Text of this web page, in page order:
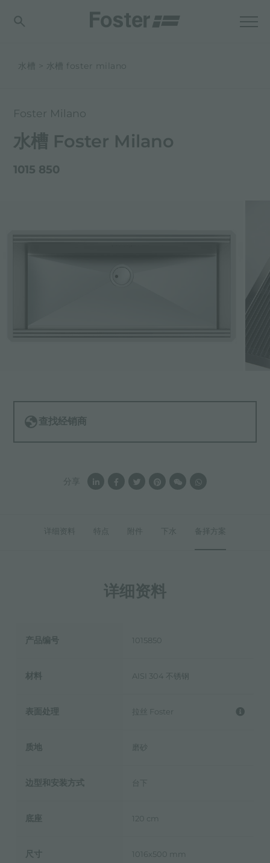
水槽 水槽 foster milano
详细资料 特点 附件 下水 备择方案
详细资料
产品编号 1015850
材料 AISI 304 不锈钢
表面处理 拉丝 Foster
质地 磨砂
边型和安装方式 台下
底座 120 cm
尺寸 1016x500 mm
Foster Milano
水槽 Foster Milano
1015 850
查找经销商
分享